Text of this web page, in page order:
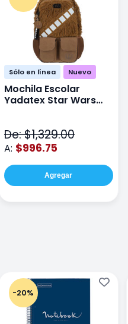
Sólo en línea Nuevo
Mochila Escolar
Yadatex Star Wars
De: $1,329.00
A: $996.75
Agregar
-20%